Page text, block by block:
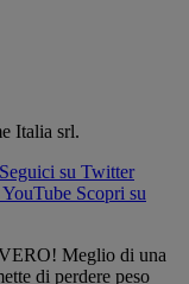
Italia srl.
Seguici su Twitter
Scopri su
Meglio di una
di perdere peso